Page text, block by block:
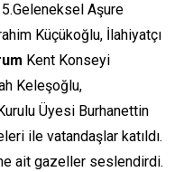
Aşure
Küçükoğlu, İlahiyatçı
Kent Konseyi
Keleşoğlu,
Üyesi Burhanettin
ile vatandaşlar katıldı.
ait gazeller seslendirdi.